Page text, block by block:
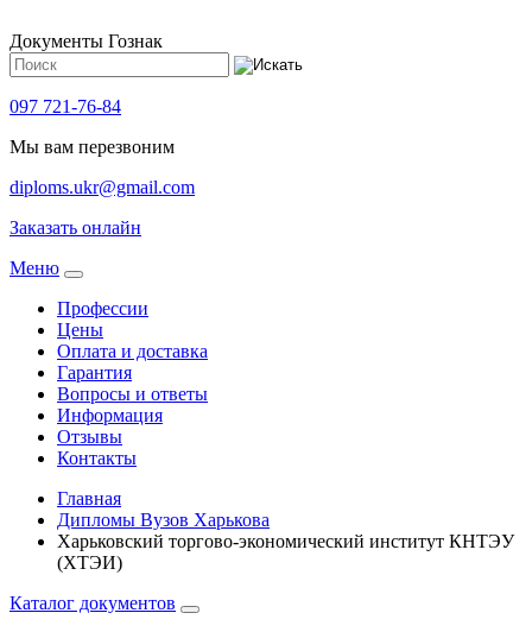
Документы Гознак
097 721-76-84
Мы вам перезвоним
diploms.ukr@gmail.com
Заказать онлайн
Meню
Профессии
Цены
Оплата и доставка
Гарантия
Вопросы и ответы
Информация
Отзывы
Контакты
Главная
Дипломы Вузов Харькова
Харьковский торгово-экономический институт КНТЭУ
(ХТЭИ)
Каталог документов